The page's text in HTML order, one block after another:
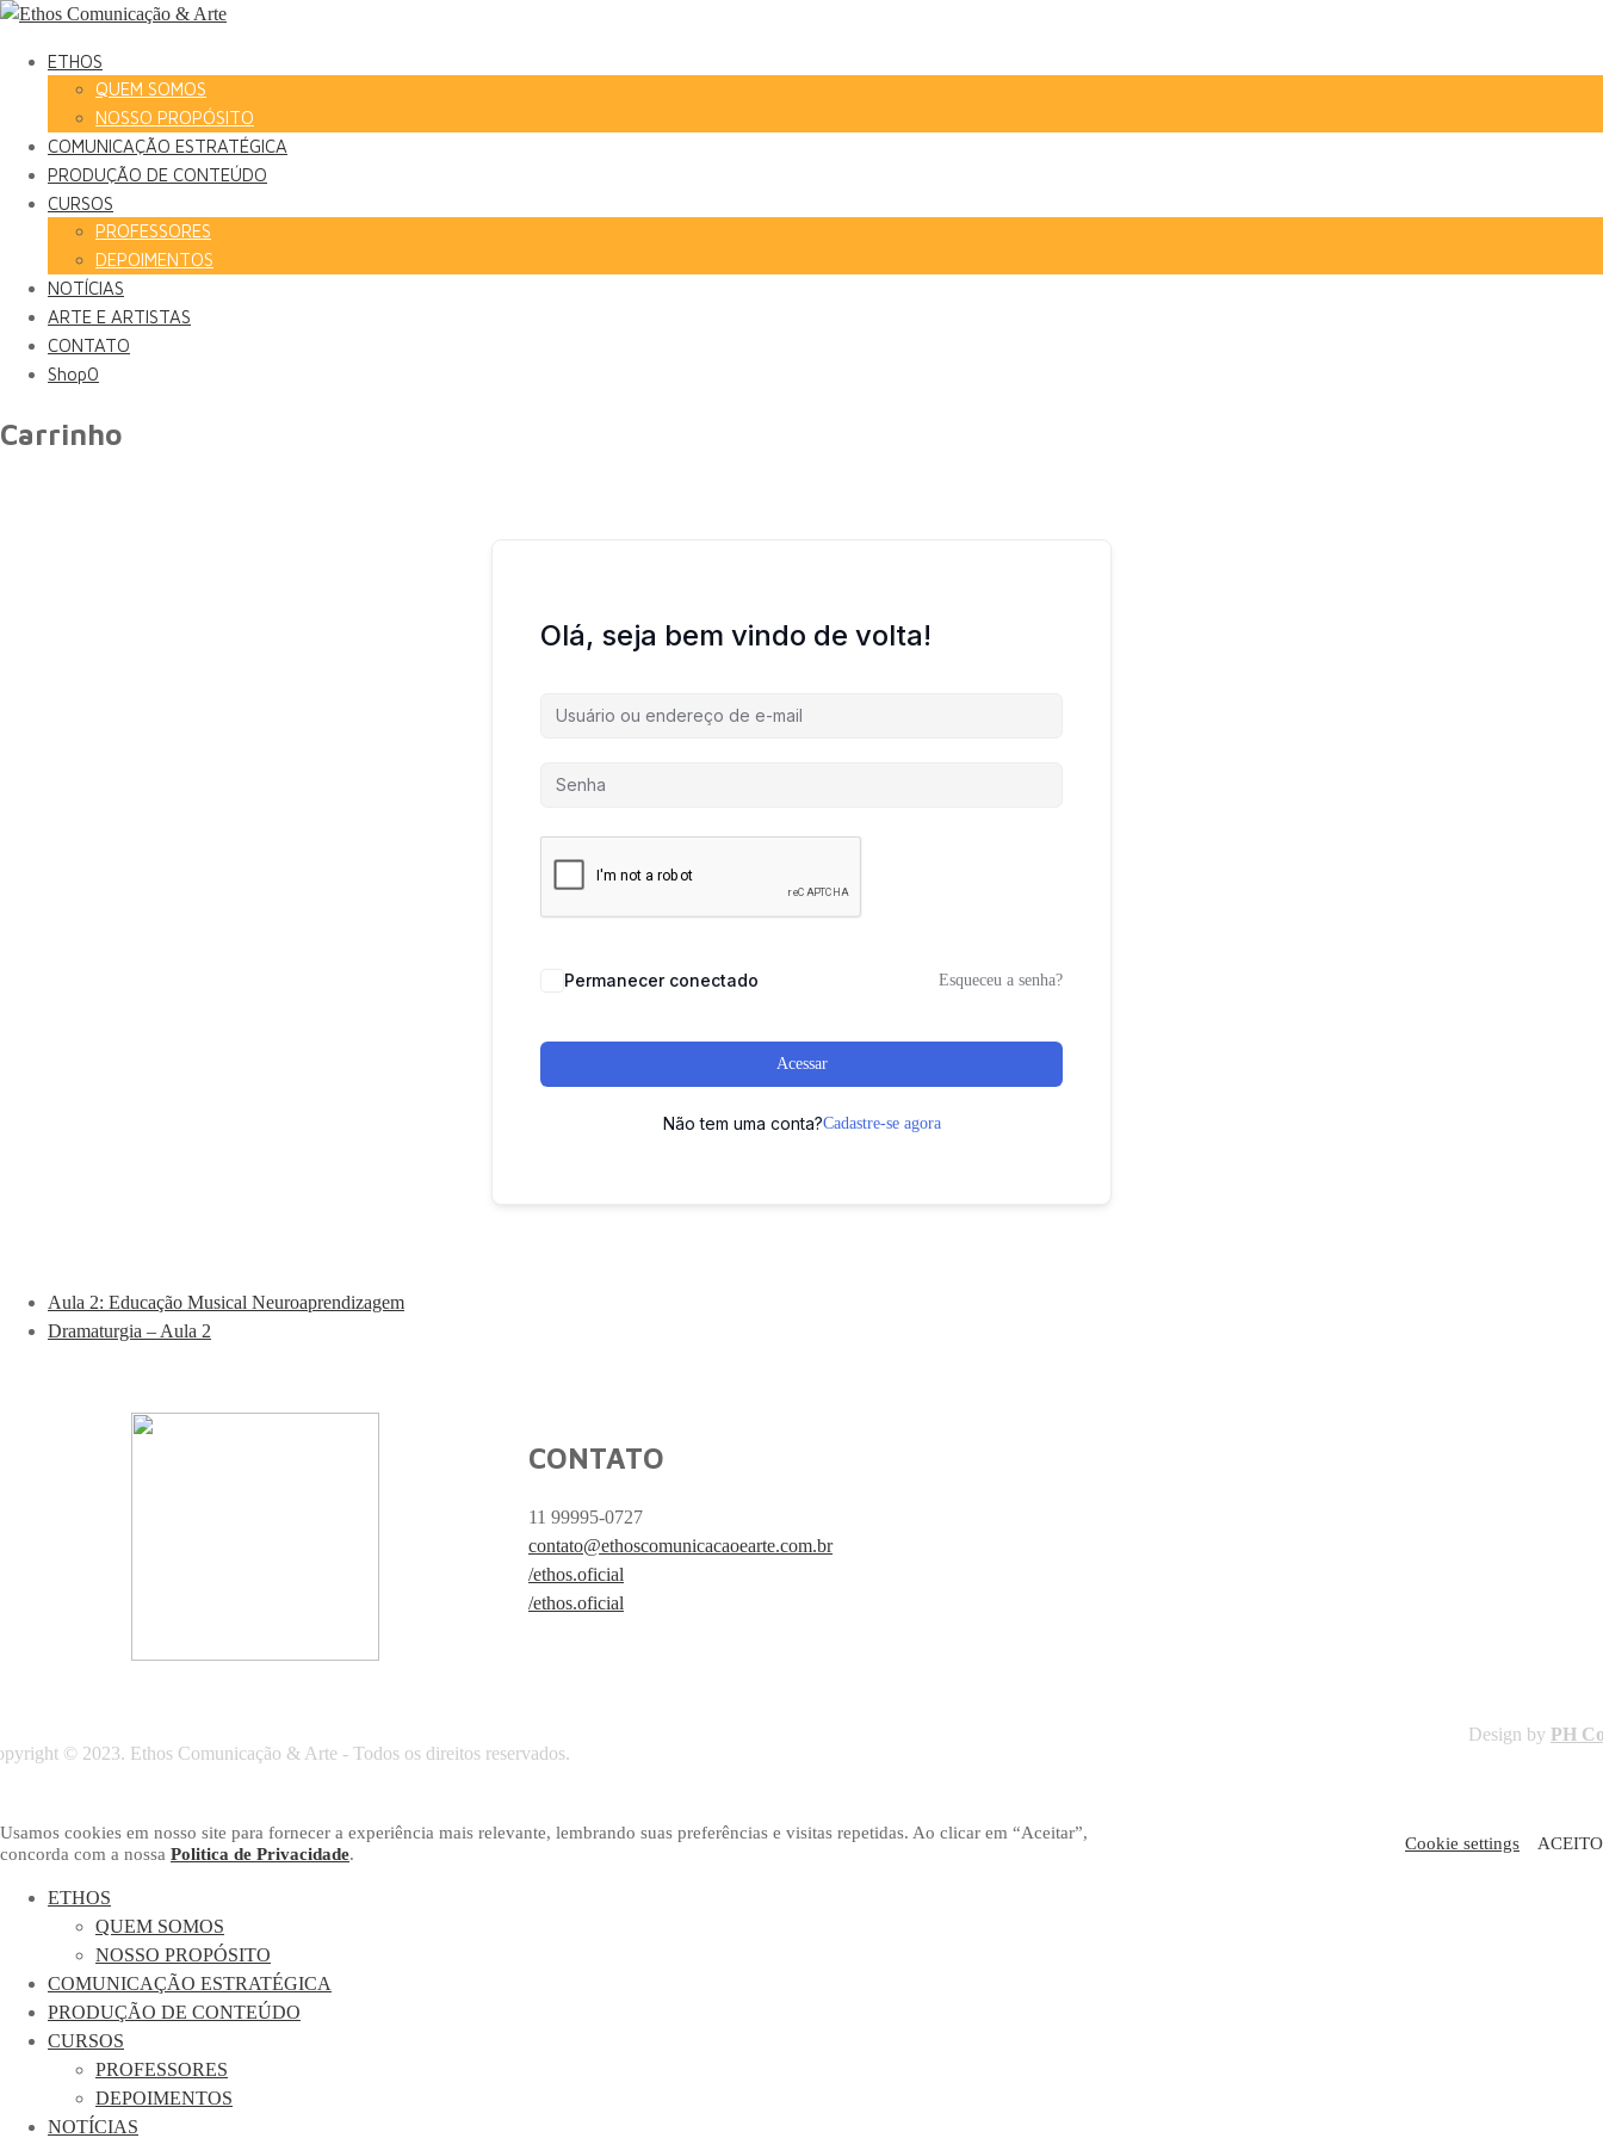
ETHOS
QUEM SOMOS
NOSSO PROPÓSITO
COMUNICAÇÃO ESTRATÉGICA
PRODUÇÃO DE CONTEÚDO
CURSOS
PROFESSORES
DEPOIMENTOS
NOTÍCIAS
ARTE E ARTISTAS
CONTATO
Shop0
Carrinho
Olá, seja bem vindo de volta!
Permanecer conectado Esqueceu a senha?
Acessar
Não tem uma conta?Cadastre-se agora
Aula 2: Educação Musical Neuroaprendizagem
Dramaturgia – Aula 2
CONTATO
11 99995-0727
contato@ethoscomunicacaoearte.com.br
/ethos.oficial
/ethos.oficial
© 2023. Ethos Comunicação & Arte - Todos os direitos reservados.
Design by PH
Usamos cookies em nosso site para fornecer a experiência mais relevante, lembrando suas preferências e visitas repetidas. Ao clicar em “Aceitar”,
concorda com a nossa Politica de Privacidade.
Cookie settings ACEITO
ETHOS
QUEM SOMOS
NOSSO PROPÓSITO
COMUNICAÇÃO ESTRATÉGICA
PRODUÇÃO DE CONTEÚDO
CURSOS
PROFESSORES
DEPOIMENTOS
NOTÍCIAS